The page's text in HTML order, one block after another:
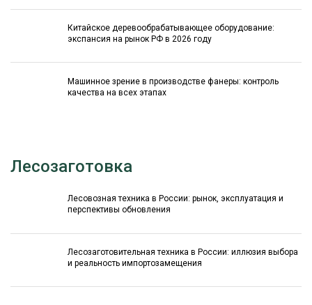
Китайское деревообрабатывающее оборудование:
экспансия на рынок РФ в 2026 году
Машинное зрение в производстве фанеры: контроль
качества на всех этапах
Лесозаготовка
Лесовозная техника в России: рынок, эксплуатация и
перспективы обновления
Лесозаготовительная техника в России: иллюзия выбора
и реальность импортозамещения